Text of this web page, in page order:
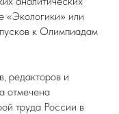
«Экологики» или
к Олимпиадам
редакторов и
отмечена
труда России в